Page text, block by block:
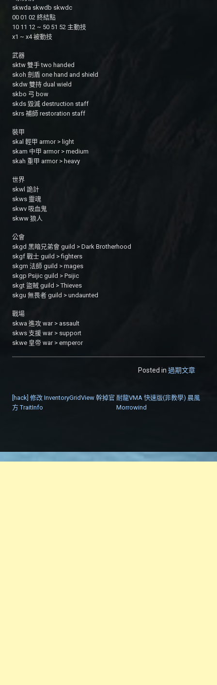
skwda skwdb skwdc
00 01 02 終結點
10 11 12 ~ 50 51 52 主動技
x1 ~ x4 被動技
武器
sktw 雙手 two handed
skoh 劍盾 one hand and shield
skdw 雙持 dual wield
skbo 弓 bow
skds 毀滅 destruction staff
skrs 補師 restoration staff
裝甲
skal 輕甲 armor > light
skam 中甲 armor > medium
skah 重甲 armor > heavy
世界
skwl 詭計
skws 靈魂
skwv 吸血鬼
skww 狼人
公會
skgd 黑暗兄弟會 guild > Dark Brotherhood
skgf 戰士 guild > fighters
skgm 法師 guild > mages
skgp Psijic guild > Psijic
skgt 盜賊 guild > Thieves
skgu 無畏者 guild > undaunted
戰場
skwa 進攻 war > assault
skws 支援 war > support
skwe 皇帝 war > emperor
Posted in 過期文章
文章導覽
[hack] 修改 InventoryGridView 幹掉官
方 TraitInfo
耐龍VMA 快速版(非教學) 晨風
Morrowind